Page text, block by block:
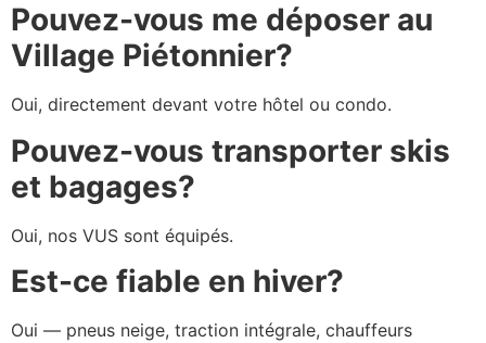
Pouvez-vous me déposer au
Village Piétonnier?
Oui, directement devant votre hôtel ou condo.
Pouvez-vous transporter skis
et bagages?
Oui, nos VUS sont équipés.
Est-ce fiable en hiver?
Oui — pneus neige, traction intégrale, chauffeurs